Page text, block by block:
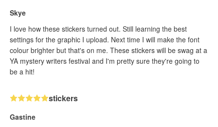
Skye
I love how these stickers turned out. Still learning the best
settings for the graphic I upload. Next time I will make the font
colour brighter but that's on me. These stickers will be swag at a
YA mystery writers festival and I'm pretty sure they're going to
be a hit!
stickers
Gastine